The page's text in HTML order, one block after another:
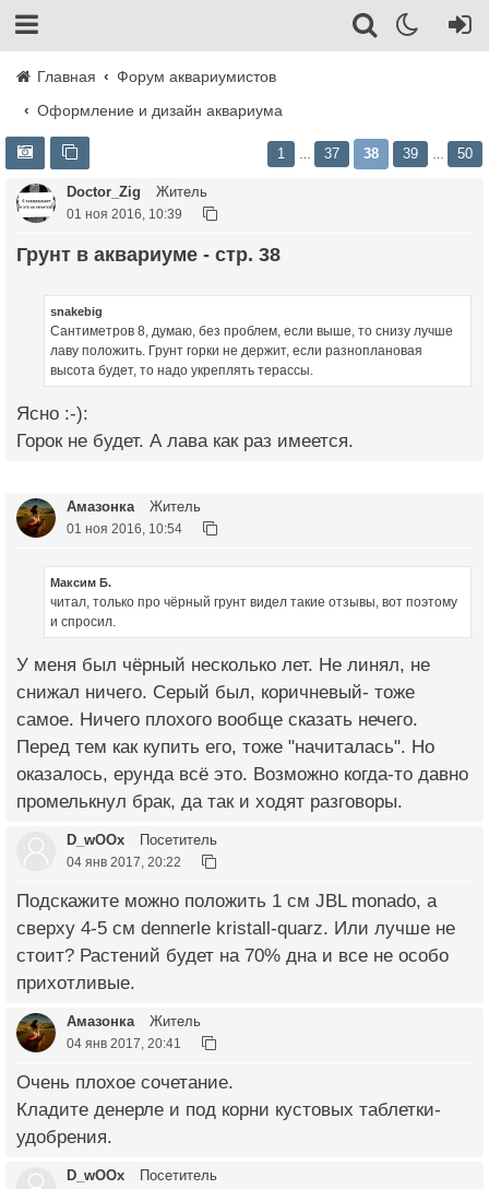
Главная
Форум аквариумистов
Оформление и дизайн аквариума
1 37 38 39 50
Doctor_Zig Житель
01 ноя 2016, 10:39
Грунт в аквариуме - стр. 38
snakebig
Сантиметров 8, думаю, без проблем, если выше, то снизу лучше
лаву положить. Грунт горки не держит, если разноплановая
высота будет, то надо укреплять терассы.
Ясно :-):
Горок не будет. А лава как раз имеется.
Амазонка Житель
01 ноя 2016, 10:54
Максим Б.
читал, только про чёрный грунт видел такие отзывы, вот поэтому
и спросил.
У меня был чёрный несколько лет. Не линял, не
снижал ничего. Серый был, коричневый- тоже
самое. Ничего плохого вообще сказать нечего.
Перед тем как купить его, тоже "начиталась". Но
оказалось, ерунда всё это. Возможно когда-то давно
промелькнул брак, да так и ходят разговоры.
D_wOOx Посетитель
04 янв 2017, 20:22
Подскажите можно положить 1 см JBL monado, а
сверху 4-5 см dennerle kristall-quarz. Или лучше не
стоит? Растений будет на 70% дна и все не особо
прихотливые.
Амазонка Житель
04 янв 2017, 20:41
Очень плохое сочетание.
Кладите денерле и под корни кустовых таблетки-
удобрения.
D_wOOx Посетитель